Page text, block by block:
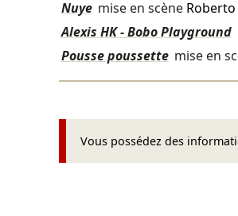
Nuye mise en scène
Alexis HK - Bobo Playground
Pousse poussette mise en
Vous possédez des